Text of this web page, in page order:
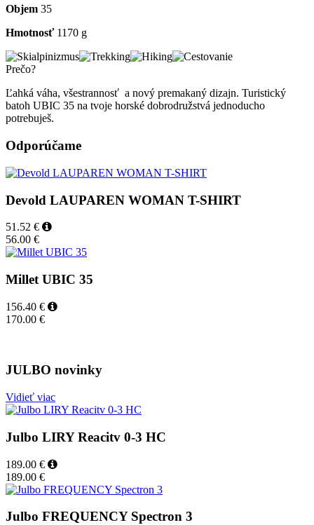
Objem 35
Hmotnosť1170 g
Prečo?
Ľahká váha, všestrannosť a nový premakaný dizajn. Turistický
batoh UBIC 35 na tvoje horské dobrodružstvá jednoducho
potrebuješ.
Odporúčame
Devold LAUPAREN WOMAN T-SHIRT
51.52 €
56.00 €
Millet UBIC 35
156.40 €
170.00 €
JULBO novinky
Vidieť viac
Julbo LIRY Reacitv 0-3 HC
189.00 €
189.00 €
Julbo FREQUENCY Spectron 3